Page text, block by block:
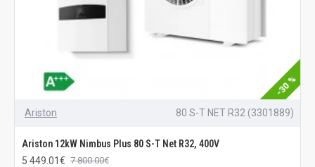
-30 %
Ariston 80 S-T NET R32 (3301889)
Ariston 12kW Nimbus Plus 80 S-T Net R32, 400V
5 449.01€ 7 800.00€